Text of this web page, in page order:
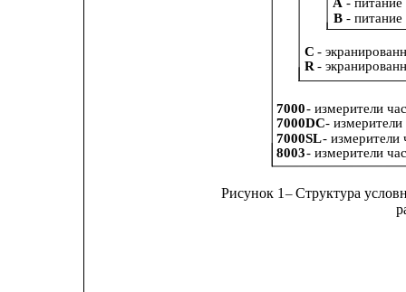
А -
В -
С -
R -
7000 - измерители
7000DC -
7000SL - измерители
8003 - измерители
Рисунок 1 – Структура